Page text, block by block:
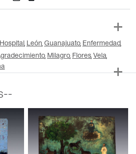
León Guanajuato Enfermedad
Milagro Flores Vela